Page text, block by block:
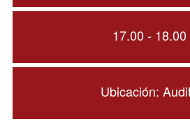
17.00 - 18.00
Ubicación: